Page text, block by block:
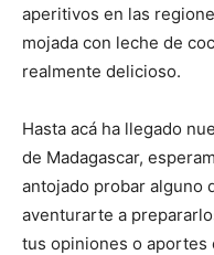
aperitivos en las
mojada con leche de
realmente delicioso.
Hasta acá ha llegado
de Madagascar,
antojado probar alguno
aventurarte a
tus opiniones o aportes